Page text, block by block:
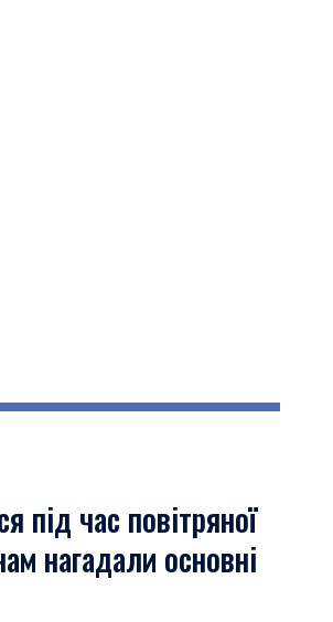
під час повітряної
нагадали основні